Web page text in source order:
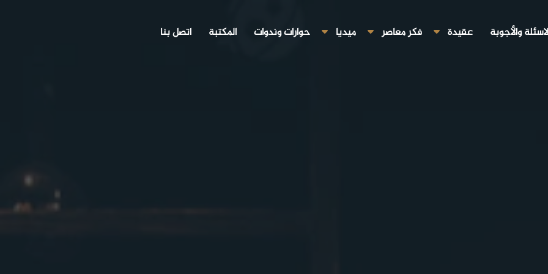
والأجوبة عقيدة فكر معاصر ميديا حوارات وندوات المكتبة اتصل بنا